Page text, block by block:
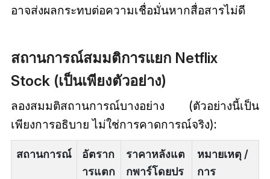
อาจส่งผลกระทบต่อความเชื่อมั่นหากสื่อสารไม่ดี
สถานการณ์สมมติการแยก Netflix
Stock (เป็นเพียงตัวอย่าง)
ลองสมมติสถานการณ์บางอย่าง (ตัวอย่างนี้เป็น
เพียงการอธิบาย ไม่ใช่การคาดการณ์จริง):
สถานการณ์
อัตราก
ารแตก
ราคาหลังแต
กพาร์โดยปร
หมายเหตุ /
การ